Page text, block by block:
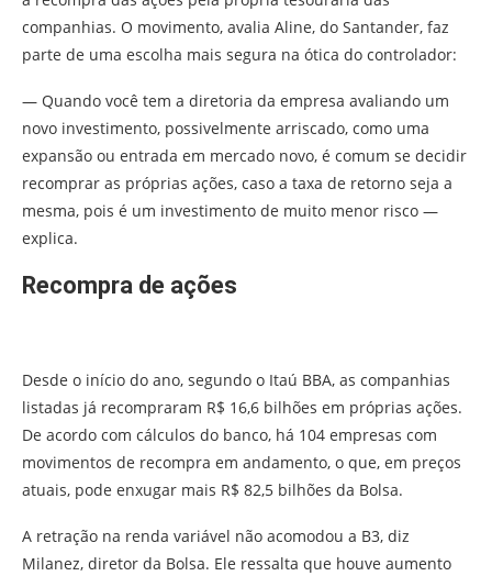
companhias. O movimento, avalia Aline, do Santander, faz
parte de uma escolha mais segura na ótica do controlador:
— Quando você tem a diretoria da empresa avaliando um
novo investimento, possivelmente arriscado, como uma
expansão ou entrada em mercado novo, é comum se decidir
recomprar as próprias ações, caso a taxa de retorno seja a
mesma, pois é um investimento de muito menor risco —
explica.
Recompra de ações
Desde o início do ano, segundo o Itaú BBA, as companhias
listadas já recompraram R$ 16,6 bilhões em próprias ações.
De acordo com cálculos do banco, há 104 empresas com
movimentos de recompra em andamento, o que, em preços
atuais, pode enxugar mais R$ 82,5 bilhões da Bolsa.
A retração na renda variável não acomodou a B3, diz
Milanez, diretor da Bolsa. Ele ressalta que houve aumento